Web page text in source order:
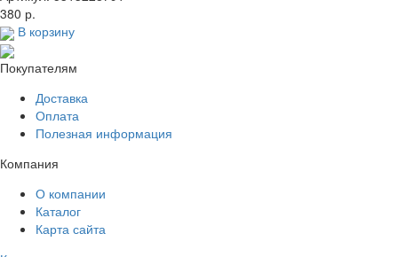
380 р.
В корзину
Покупателям
Доставка
Оплата
Полезная информация
Компания
О компании
Каталог
Карта сайта